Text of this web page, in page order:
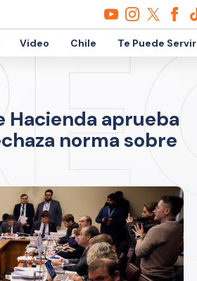
Video Chile Te Puede Servir
Hacienda aprueba
norma sobre